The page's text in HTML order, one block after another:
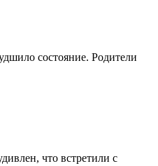
состояние. Родители
что встретили с